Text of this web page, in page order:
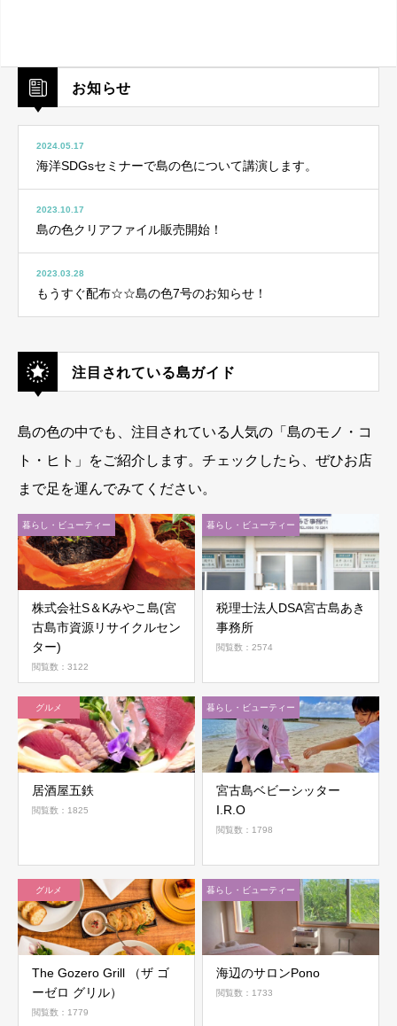
お知らせ
2024.05.17
海洋SDGsセミナーで島の色について講演します。
2023.10.17
島の色クリアファイル販売開始！
2023.03.28
もうすぐ配布☆☆島の色7号のお知らせ！
注目されている島ガイド
島の色の中でも、注目されている人気の「島のモノ・コ
ト・ヒト」をご紹介します。チェックしたら、ぜひお店
まで足を運んでみてください。
暮らし・ビューティー
株式会社S＆Kみやこ島(宮
古島市資源リサイクルセン
ター)
閲覧数：3122
暮らし・ビューティー
税理士法人DSA宮古島あき
事務所
閲覧数：2574
グルメ
居酒屋五鉄
閲覧数：1825
暮らし・ビューティー
宮古島ベビーシッター
I.R.O
閲覧数：1798
グルメ
The Gozero Grill （ザ ゴ
ーゼロ グリル）
閲覧数：1779
暮らし・ビューティー
海辺のサロンPono
閲覧数：1733